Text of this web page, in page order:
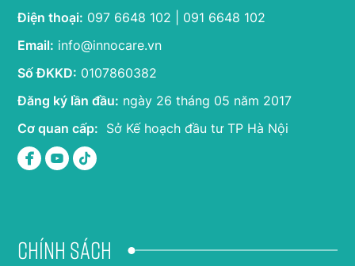
Điện thoại: 097 6648 102 | 091 6648 102
Email: info@innocare.vn
Số ĐKKD: 0107860382
Đăng ký lần đầu: ngày 26 tháng 05 năm 2017
Cơ quan cấp: Sở Kế hoạch đầu tư TP Hà Nội
Chính sách